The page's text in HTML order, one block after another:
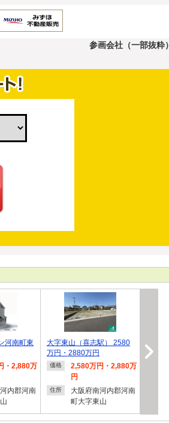
参画会社（一部抜粋）
河南町東
・2,880万
内郡河南
大字東山（喜志駅） 2580
万円・2880万円
価格
2,580万円・2,880万
円
住所
大阪府南河内郡河南
町大字東山